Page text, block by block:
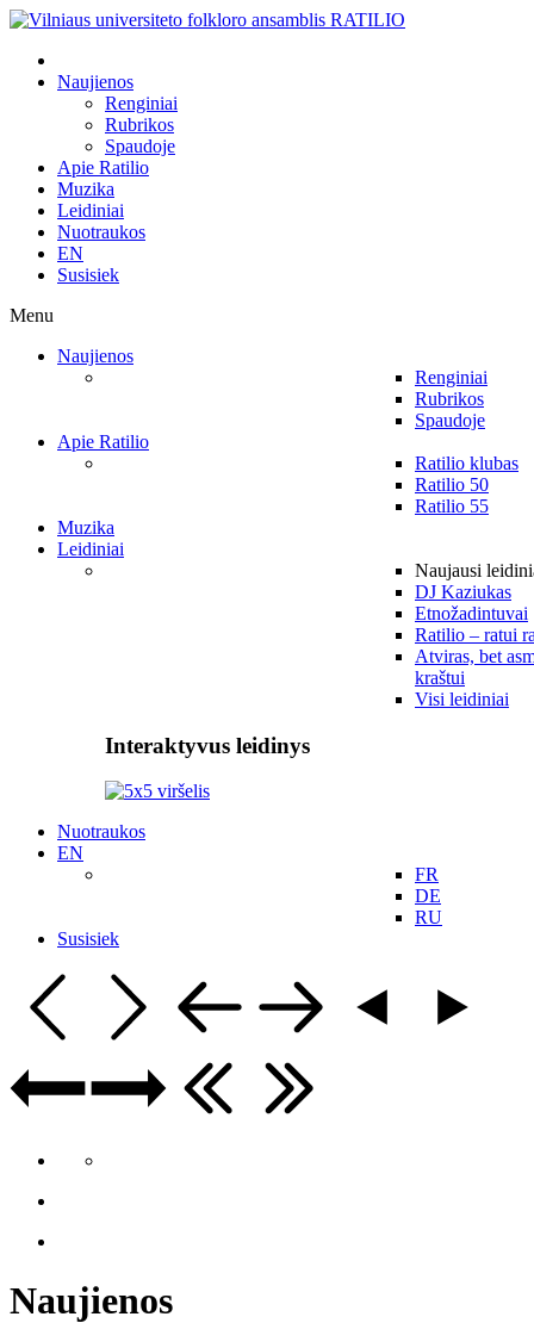
Naujienos
Renginiai
Rubrikos
Spaudoje
Apie Ratilio
Muzika
Leidiniai
Nuotraukos
EN
Susisiek
Menu
Naujienos
Renginiai
Rubrikos
Spaudoje
Apie Ratilio
Ratilio klubas
Ratilio 50
Ratilio 55
Muzika
Leidiniai
Naujausi
DJ Kaziukas
Etnožadintuvai
Ratilio – ratui
Atviras, bet
kraštui
Visi leidiniai
Interaktyvus leidinys
Nuotraukos
EN
FR
DE
RU
Susisiek
Naujienos